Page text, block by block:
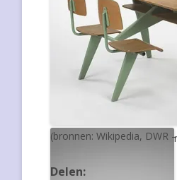
ALF SVENSSON
WILHELM
OLE WANSCHER
WILLIAM
ARMIN WIRTH
Schoolbureau met 2
(bronnen: Wikipedia, DWR
Delen: